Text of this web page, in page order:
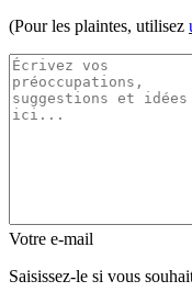
(Pour les plaintes, utilisez
Votre e-mail
Saisissez-le si vous